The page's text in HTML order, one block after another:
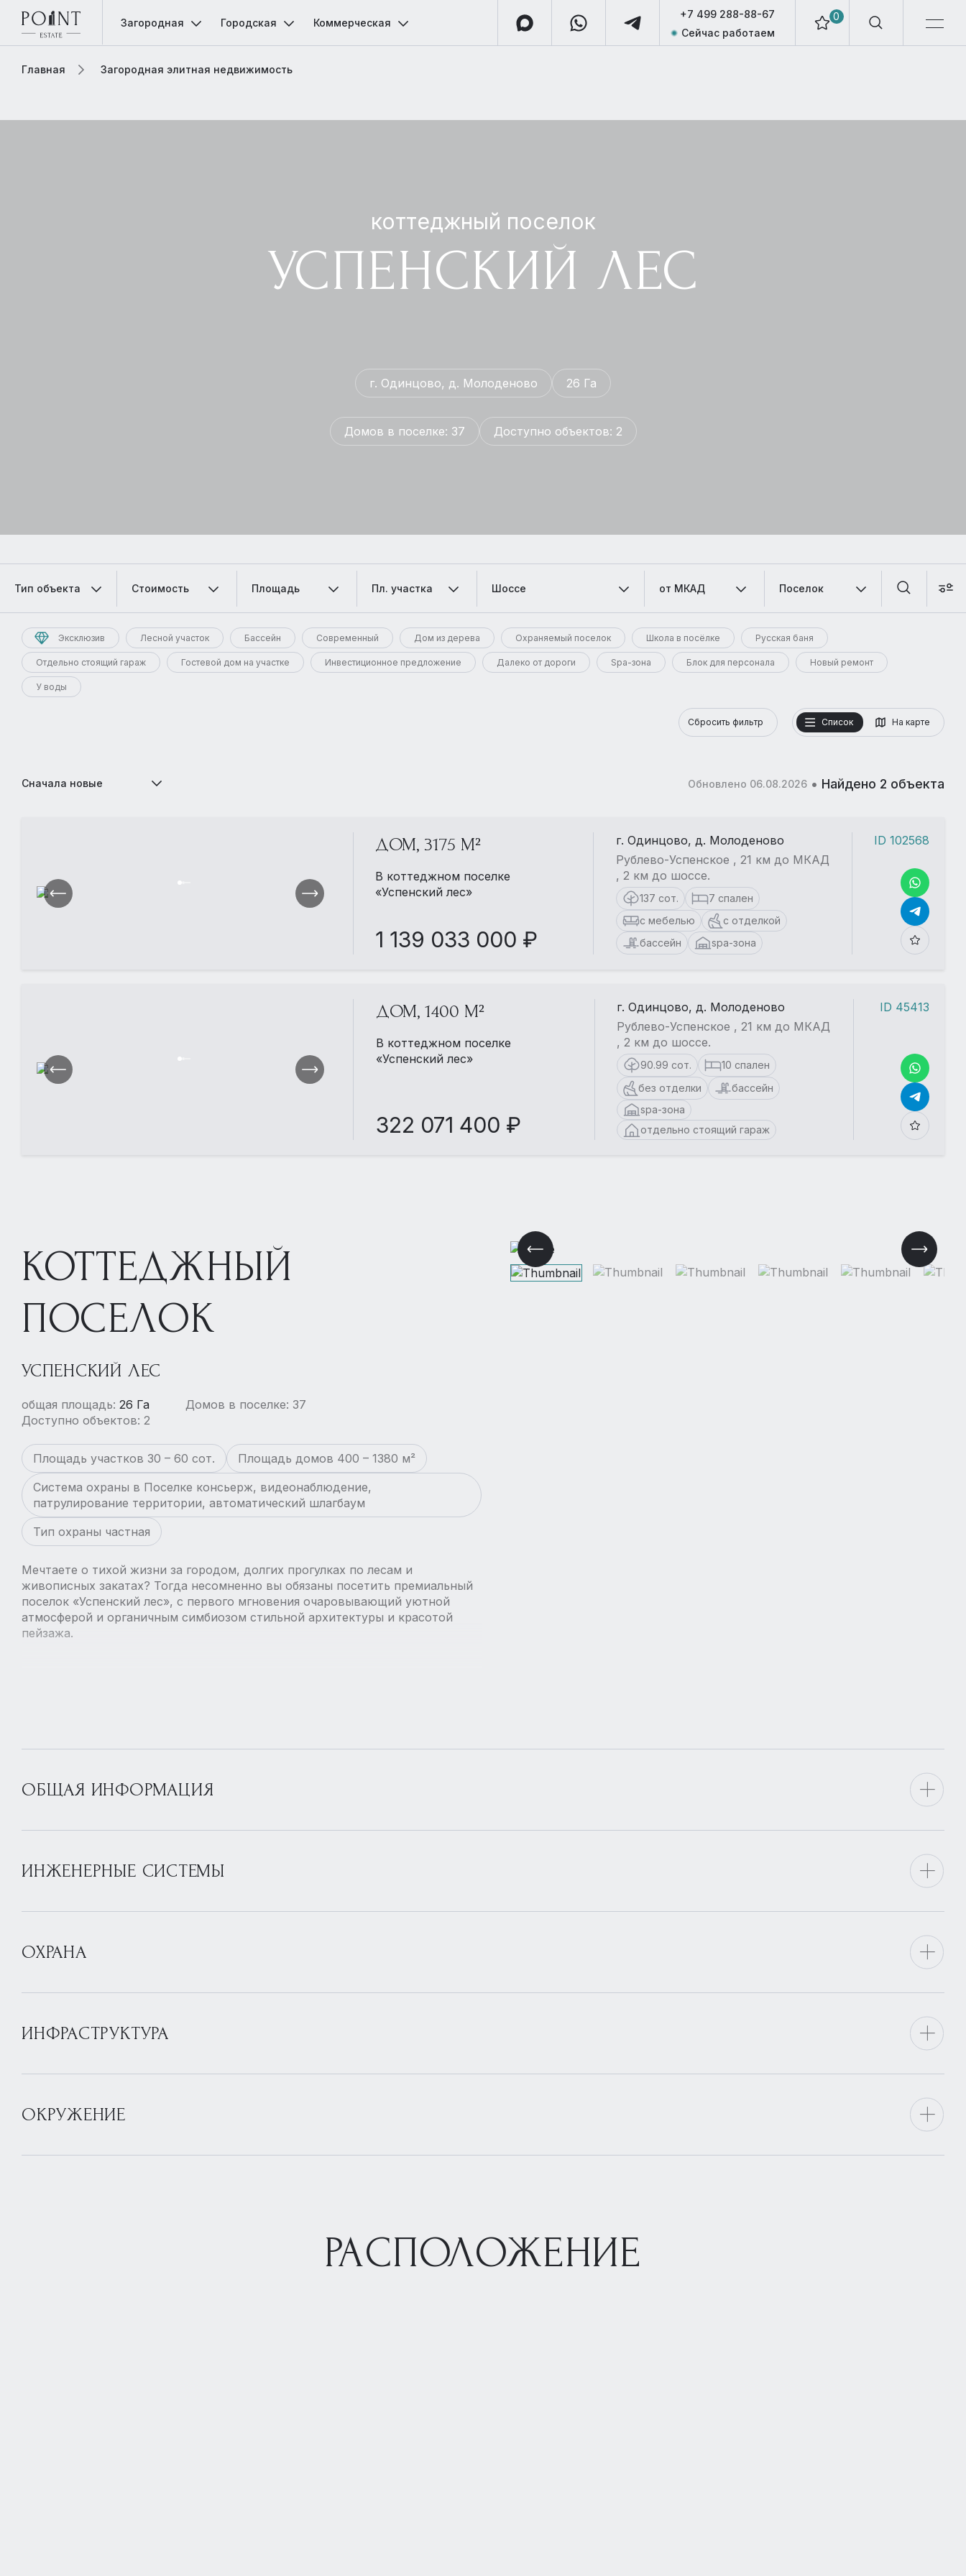
0
+7 499 288-88-67
Сейчас работаем
Загородная Городская Коммерческая
Главная Загородная элитная недвижимость
коттеджный поселок
УСПЕНСКИЙ ЛЕС
г. Одинцово, д. Молоденово 26 Га
Домов в поселке: 37 Доступно объектов: 2
Тип объекта Стоимость Площадь Пл. участка Шоссе от МКАД Поселок
Эксклюзив Лесной участок Бассейн Современный Дом из дерева Охраняемый поселок Школа в посёлке Русская баня
Отдельно стоящий гараж Гостевой дом на участке Инвестиционное предложение Далеко от дороги Spa-зона Блок для персонала Новый ремонт
У воды
Список На карте
Сбросить фильтр
Сначала новые Обновлено 06.08.2026 • Найдено 2 объекта
ДОМ, 3175 М²
В коттеджном поселке
«Успенский лес»
1 139 033 000 ₽
г. Одинцово, д. Молоденово
Рублево-Успенское , 21 км до МКАД
, 2 км до шоссе.
137 сот.
7 спален
с мебелью
с отделкой
бассейн
spa-зона
ID 102568
ДОМ, 1400 М²
В коттеджном поселке
«Успенский лес»
322 071 400 ₽
г. Одинцово, д. Молоденово
Рублево-Успенское , 21 км до МКАД
, 2 км до шоссе.
90.99 сот.
10 спален
без отделки
бассейн
spa-зона
отдельно стоящий гараж
ID 45413
КОТТЕДЖНЫЙ
ПОСЕЛОК
УСПЕНСКИЙ ЛЕС
общая площадь: 26 Га
Домов в поселке: 37
Доступно объектов: 2
Площадь участков 30 – 60 сот.
Площадь домов 400 – 1380 м²
Система охраны в Поселке консьерж, видеонаблюдение,
патрулирование территории, автоматический шлагбаум
Тип охраны частная
Мечтаете о тихой жизни за городом, долгих прогулках по лесам и
живописных закатах? Тогда несомненно вы обязаны посетить премиальный
поселок «Успенский лес», с первого мгновения очаровывающий уютной
атмосферой и органичным симбиозом стильной архитектуры и красотой
пейзажа.
ОБЩАЯ ИНФОРМАЦИЯ
ИНЖЕНЕРНЫЕ СИСТЕМЫ
ОХРАНА
ИНФРАСТРУКТУРА
ОКРУЖЕНИЕ
РАСПОЛОЖЕНИЕ